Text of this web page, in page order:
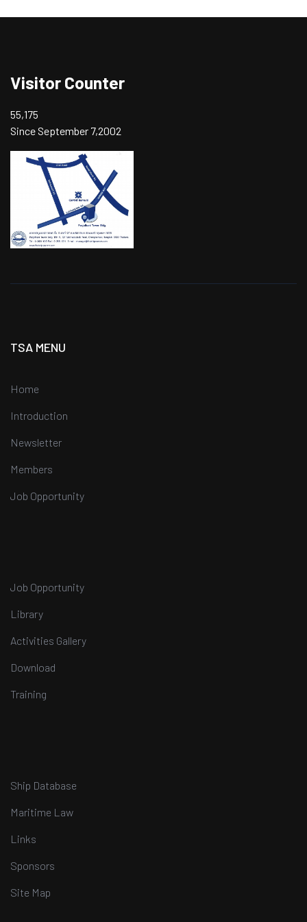
Visitor Counter
55,175
Since September 7,2002
TSA MENU
Home
Introduction
Newsletter
Members
Job Opportunity
Job Opportunity
Library
Activities Gallery
Download
Training
Ship Database
Maritime Law
Links
Sponsors
Site Map